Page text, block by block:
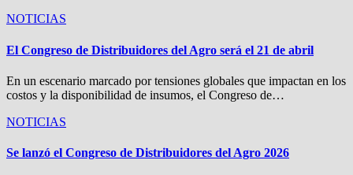
NOTICIAS
El Congreso de Distribuidores del Agro será el 21 de abril
En un escenario marcado por tensiones globales que impactan en los
costos y la disponibilidad de insumos, el Congreso de…
NOTICIAS
Se lanzó el Congreso de Distribuidores del Agro 2026